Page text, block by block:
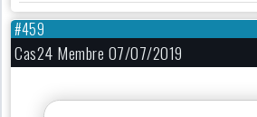
#459
Cas24 Membre 07/07/2019